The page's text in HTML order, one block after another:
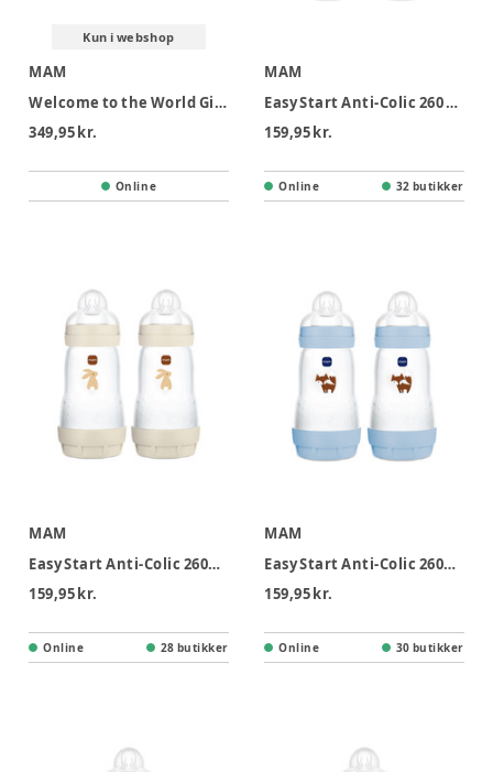
Kun i webshop
MAM
Welcome to the World Gift Set Blue
349,95 kr.
Online
MAM
Easy Start Anti-Colic 260 ml 2-pk Pink
159,95 kr.
Online 32 butikker
MAM
Easy Start Anti-Colic 260ml 2-pk Neutral
159,95 kr.
Online 28 butikker
MAM
Easy Start Anti-Colic 260ml 2-pk Blue
159,95 kr.
Online 30 butikker